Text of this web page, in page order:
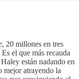
, 20 millones en tres
el que más recauda
están nadando en
mejor atrayendo la